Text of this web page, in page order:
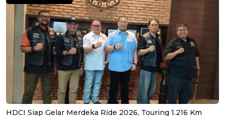
HDCI Siap Gelar Merdeka Ride 2026, Touring 1.216 Km